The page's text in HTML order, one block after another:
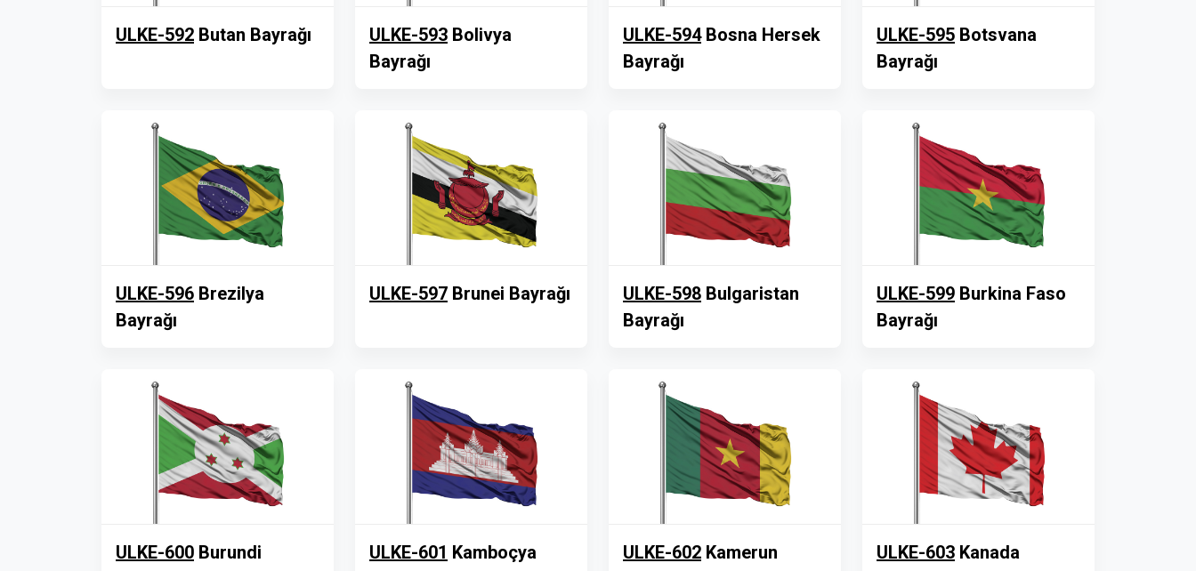
ULKE-592 Butan Bayrağı ULKE-593 Bolivya
Bayrağı
ULKE-594Bosna Hersek
Bayrağı
ULKE-595 Botsvana
Bayrağı
ULKE-596 Brezilya
Bayrağı
ULKE-597 Brunei Bayrağı ULKE-598 Bulgaristan
Bayrağı
ULKE-599 Burkina Faso
Bayrağı
ULKE-600 Burundi
ULKE-601 Kamboçya
ULKE-602 Kamerun
ULKE-603 Kanada